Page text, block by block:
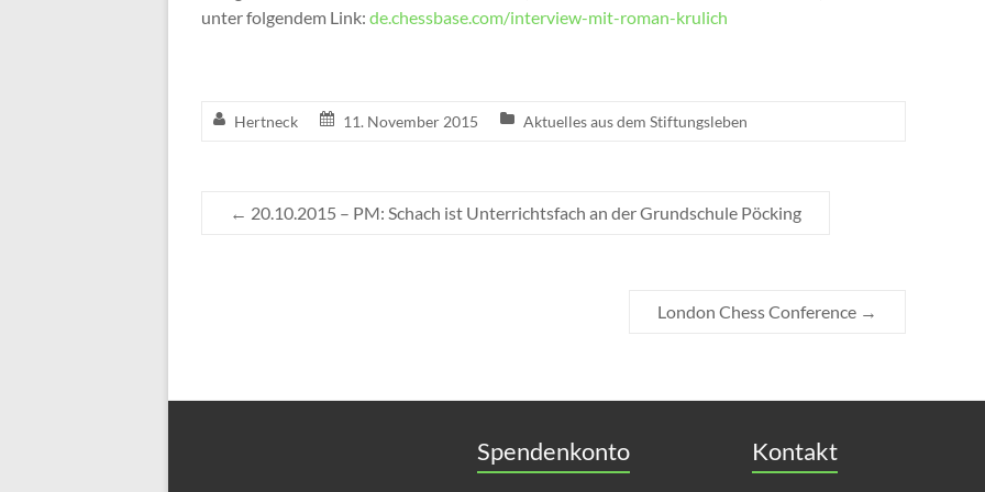
unter folgendem Link: de.chessbase.com/interview-mit-roman-krulich
Hertneck 11. November 2015 Aktuelles aus dem Stiftungsleben
← 20.10.2015 – PM: Schach ist Unterrichtsfach an der Grundschule Pöcking
London Chess Conference →
Spendenkonto Kontakt